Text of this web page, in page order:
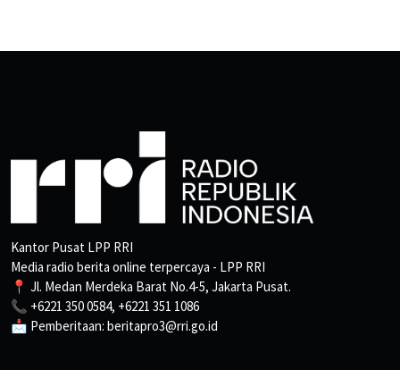
Kantor Pusat LPP RRI
Media radio berita online terpercaya - LPP RRI
📍 Jl. Medan Merdeka Barat No.4-5, Jakarta Pusat.
📞 +6221 350 0584, +6221 351 1086
📩 Pemberitaan: beritapro3@rri.go.id